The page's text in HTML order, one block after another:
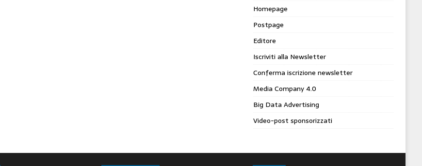
Homepage
Postpage
Editore
Iscriviti alla Newsletter
Conferma iscrizione newsletter
Media Company 4.0
Big Data Advertising
Video-post sponsorizzati